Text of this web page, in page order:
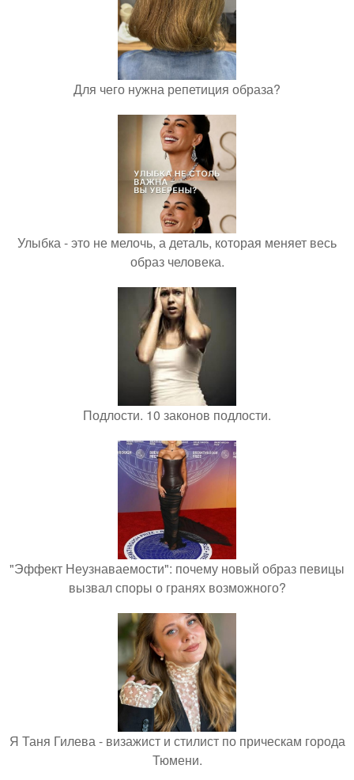
Для чего нужна репетиция образа?
Улыбка - это не мелочь, а деталь, которая меняет весь
образ человека.
Подлости. 10 законов подлости.
"Эффект Неузнаваемости": почему новый образ певицы
вызвал споры о гранях возможного?
Я Таня Гилева - визажист и стилист по прическам города
Тюмени.